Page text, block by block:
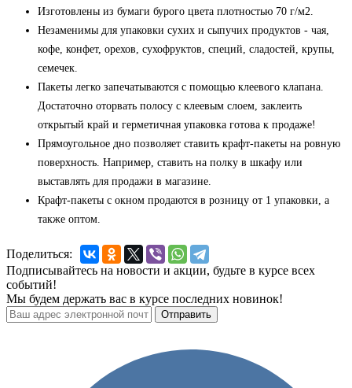
Изготовлены из бумаги бурого цвета плотностью 70 г/м2.
Незаменимы для упаковки сухих и сыпучих продуктов - чая,
кофе, конфет, орехов, сухофруктов, специй, сладостей, крупы,
семечек.
Пакеты легко запечатываются с помощью клеевого клапана.
Достаточно оторвать полосу с клеевым слоем, заклеить
открытый край и герметичная упаковка готова к продаже!
Прямоугольное дно позволяет ставить крафт-пакеты на ровную
поверхность. Например, ставить на полку в шкафу или
выставлять для продажи в магазине.
Крафт-пакеты с окном продаются в розницу от 1 упаковки, а
также оптом.
Поделиться:
Подписывайтесь на новости и акции, будьте в курсе всех
событий!
Мы будем держать вас в курсе последних новинок!